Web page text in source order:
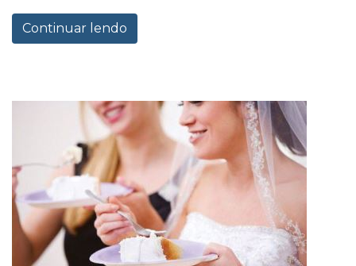
Continuar lendo